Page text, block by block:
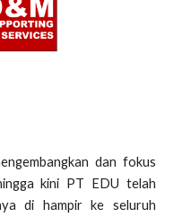
dan fokus
kini PT EDU telah
di hampir ke seluruh